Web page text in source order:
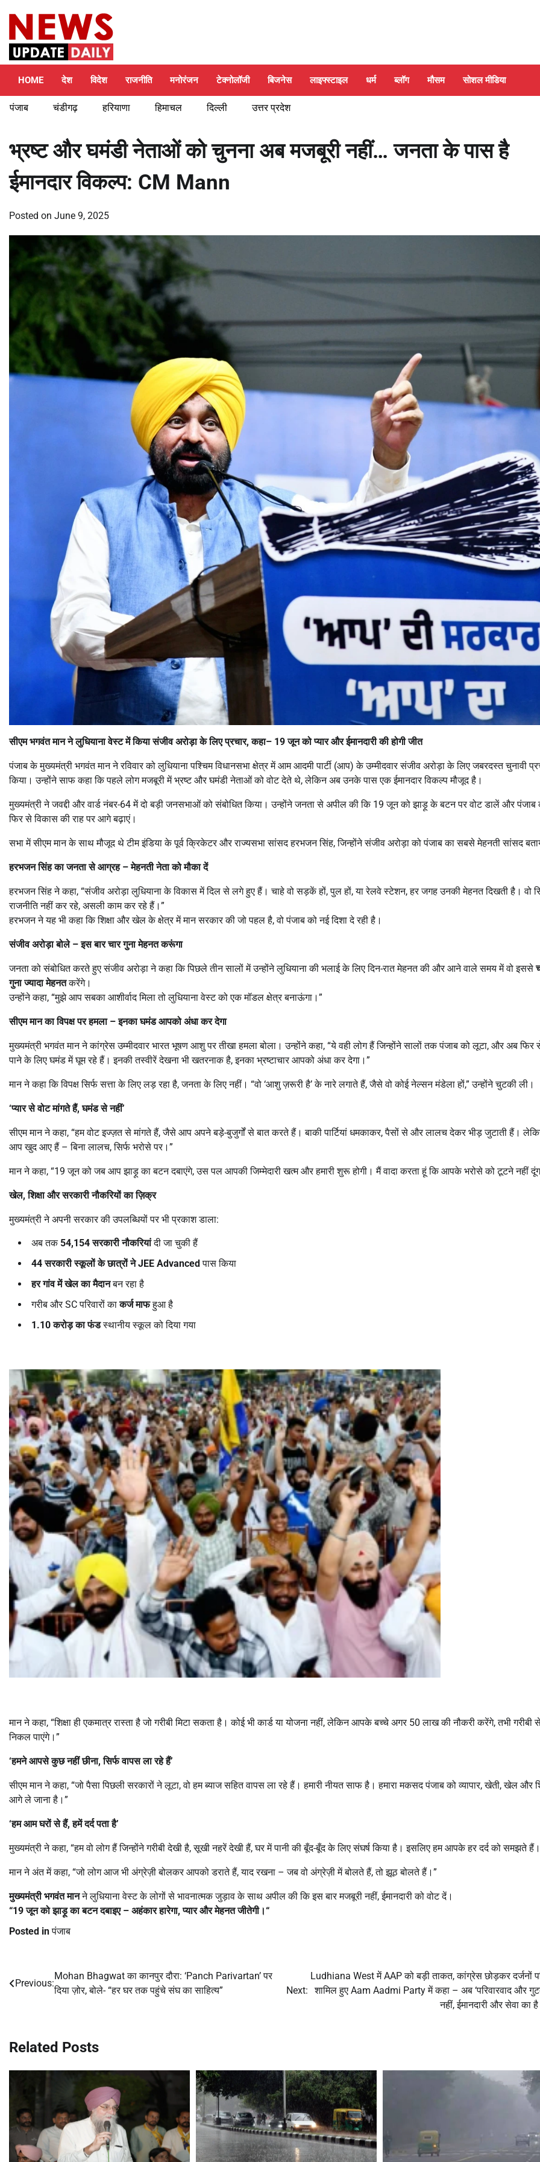
content
HOME देश विदेश राजनीति मनोरंजन टेक्नोलॉजी बिजनेस लाइफ्स्टाइल धर्म ब्लॉग मौसम सोशल मीडिया
पंजाब चंडीगढ़ हरियाणा हिमाचल दिल्ली उत्तर प्रदेश
भ्रष्ट और घमंडी नेताओं को चुनना अब मजबूरी नहीं… जनता के पास है
ईमानदार विकल्प: CM Mann
Posted on June 9, 2025
सीएम भगवंत मान ने लुधियाना वेस्ट में किया संजीव अरोड़ा के लिए प्रचार,कहा– 19जून को प्यार और ईमानदारी की होगी जीत
पंजाब के मुख्यमंत्री भगवंत मान ने रविवार को लुधियाना पश्चिम विधानसभा क्षेत्र में आम आदमी पार्टी (आप) के उम्मीदवार संजीव अरोड़ा के लिए जबरदस्त चुनावी
किया। उन्होंने साफ कहा कि पहले लोग मजबूरी में भ्रष्ट और घमंडी नेताओं को वोट देते थे, लेकिन अब उनके पास एक ईमानदार विकल्प मौजूद है।
मुख्यमंत्री ने जवद्दी और वार्ड नंबर-64 में दो बड़ी जनसभाओं को संबोधित किया। उन्होंने जनता से अपील की कि 19 जून को झाड़ू के बटन पर वोट डालें और पंजाब
फिर से विकास की राह पर आगे बढ़ाएं।
सभा में सीएम मान के साथ मौजूद थे टीम इंडिया के पूर्व क्रिकेटर और राज्यसभा सांसद हरभजन सिंह, जिन्होंने संजीव अरोड़ा को पंजाब का सबसे मेहनती सांसद
हरभजन सिंह का जनता से आग्रह – मेहनती नेता को मौका दें
हरभजन सिंह ने कहा, “संजीव अरोड़ा लुधियाना के विकास में दिल से लगे हुए हैं। चाहे वो सड़कें हों, पुल हों, या रेलवे स्टेशन, हर जगह उनकी मेहनत दिखती है। वो
राजनीति नहीं कर रहे, असली काम कर रहे हैं।”
हरभजन ने यह भी कहा कि शिक्षा और खेल के क्षेत्र में मान सरकार की जो पहल है, वो पंजाब को नई दिशा दे रही है।
संजीव अरोड़ा बोले – इस बार चार गुना मेहनत करूंगा
जनता को संबोधित करते हुए संजीव अरोड़ा ने कहा कि पिछले तीन सालों में उन्होंने लुधियाना की भलाई के लिए दिन-रात मेहनत की और आने वाले समय में वो इससे
गुना ज्यादा मेहनतकरेंगे।
उन्होंने कहा, “मुझे आप सबका आशीर्वाद मिला तो लुधियाना वेस्ट को एक मॉडल क्षेत्र बनाऊंगा।”
सीएम मान का विपक्ष पर हमला – इनका घमंड आपको अंधा कर देगा
मुख्यमंत्री भगवंत मान ने कांग्रेस उम्मीदवार भारत भूषण आशु पर तीखा हमला बोला। उन्होंने कहा, “ये वही लोग हैं जिन्होंने सालों तक पंजाब को लूटा, और अब फिर
पाने के लिए घमंड में घूम रहे हैं। इनकी तस्वीरें देखना भी खतरनाक है, इनका भ्रष्टाचार आपको अंधा कर देगा।”
मान ने कहा कि विपक्ष सिर्फ सत्ता के लिए लड़ रहा है, जनता के लिए नहीं। “वो ‘आशु ज़रूरी है’ के नारे लगाते हैं, जैसे वो कोई नेल्सन मंडेला हों,” उन्होंने चुटकी ली।
‘प्यार से वोट मांगते हैं,घमंड से नहीं’
सीएम मान ने कहा, “हम वोट इज्ज़त से मांगते हैं, जैसे आप अपने बड़े-बुजुर्गों से बात करते हैं। बाकी पार्टियां धमकाकर, पैसों से और लालच देकर भीड़ जुटाती हैं।
आप खुद आए हैं – बिना लालच, सिर्फ भरोसे पर।”
मान ने कहा, “19 जून को जब आप झाड़ू का बटन दबाएंगे, उस पल आपकी जिम्मेदारी खत्म और हमारी शुरू होगी। मैं वादा करता हूं कि आपके भरोसे को टूटने नहीं
खेल,शिक्षा और सरकारी नौकरियों का ज़िक्र
मुख्यमंत्री ने अपनी सरकार की उपलब्धियों पर भी प्रकाश डाला:
अब तक54,154सरकारी नौकरियांदी जा चुकी हैं
44सरकारी स्कूलों के छात्रों नेJEE Advancedपास किया
हर गांव में खेल का मैदानबन रहा है
गरीब और SC परिवारों काकर्ज माफहुआ है
1.10करोड़ का फंडस्थानीय स्कूल को दिया गया
मान ने कहा, “शिक्षा ही एकमात्र रास्ता है जो गरीबी मिटा सकता है। कोई भी कार्ड या योजना नहीं, लेकिन आपके बच्चे अगर 50 लाख की नौकरी करेंगे, तभी गरीबी
निकल पाएंगे।”
‘हमने आपसे कुछ नहीं छीना,सिर्फ वापस ला रहे हैं’
सीएम मान ने कहा, “जो पैसा पिछली सरकारों ने लूटा, वो हम ब्याज सहित वापस ला रहे हैं। हमारी नीयत साफ है। हमारा मकसद पंजाब को व्यापार, खेती, खेल और
आगे ले जाना है।”
‘हम आम घरों से हैं,हमें दर्द पता है’
मुख्यमंत्री ने कहा, “हम वो लोग हैं जिन्होंने गरीबी देखी है, सूखी नहरें देखी हैं, घर में पानी की बूँद-बूँद के लिए संघर्ष किया है। इसलिए हम आपके हर दर्द को समझते
मान ने अंत में कहा, “जो लोग आज भी अंग्रेज़ी बोलकर आपको डराते हैं, याद रखना – जब वो अंग्रेज़ी में बोलते हैं, तो झूठ बोलते हैं।”
मुख्यमंत्री भगवंत मानने लुधियाना वेस्ट के लोगों से भावनात्मक जुड़ाव के साथ अपील की कि इस बार मजबूरी नहीं, ईमानदारी को वोट दें।
“19जून को झाड़ू का बटन दबाइए – अहंकार हारेगा,प्यार और मेहनत जीतेगी।“
Posted inपंजाब
Post
Previous:
Mohan Bhagwat का कानपुर दौरा: ‘Panch Parivartan’ पर
दिया ज़ोर, बोले- “हर घर तक पहुंचे संघ का साहित्य”
Next:
Ludhiana West में AAP को बड़ी ताकत, कांग्रेस छोड़कर दर्जनों
शामिल हुए Aam Aadmi Party में कहा – अब ‘परिवारवाद और
नहीं, ईमानदारी और सेवा का
Related Posts